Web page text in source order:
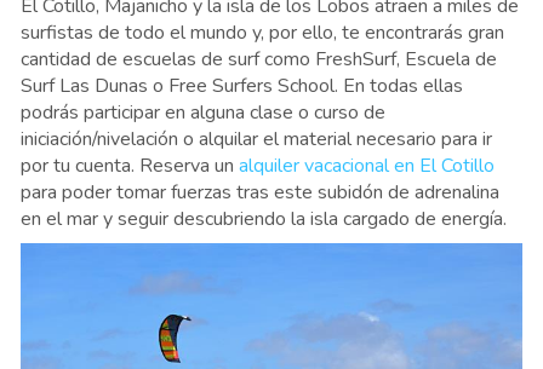
El Cotillo, Majanicho y la isla de los Lobos atraen a miles de
surfistas de todo el mundo y, por ello, te encontrarás gran
cantidad de escuelas de surf como FreshSurf, Escuela de
Surf Las Dunas o Free Surfers School. En todas ellas
podrás participar en alguna clase o curso de
iniciación/nivelación o alquilar el material necesario para ir
por tu cuenta. Reserva un alquiler vacacional en El Cotillo
para poder tomar fuerzas tras este subidón de adrenalina
en el mar y seguir descubriendo la isla cargado de energía.